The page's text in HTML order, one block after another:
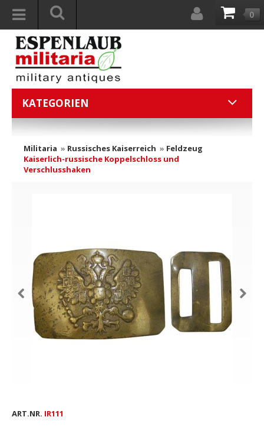
0
KATEGORIEN
Militaria » Russisches Kaiserreich » Feldzeug
Kaiserlich-russische Koppelschloss und
Verschlusshaken
ART.NR. IR111